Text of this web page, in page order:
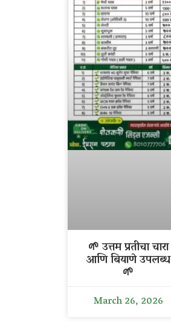
🌱 उत्तम प्रतीचा चारा
आणि बियाणे उपलब्ध
🌱
March 26, 2026